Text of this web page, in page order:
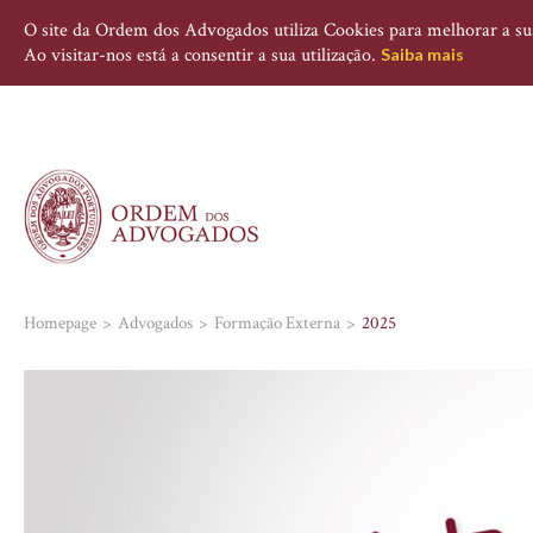
O site da Ordem dos Advogados utiliza Cookies para melhorar a
Ao visitar-nos está a consentir a sua utilização. Saiba mais
Homepage Advogados Formação Externa 2025